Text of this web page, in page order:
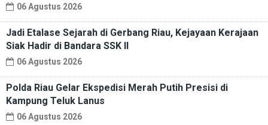
06 Agustus 2026
Jadi Etalase Sejarah di Gerbang Riau, Kejayaan Kerajaan
Siak Hadir di Bandara SSK II
06 Agustus 2026
Polda Riau Gelar Ekspedisi Merah Putih Presisi di
Kampung Teluk Lanus
06 Agustus 2026